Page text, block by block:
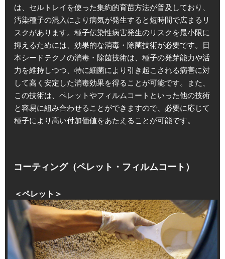
は、セルトレイを使った集約的育苗方法が普及しており、
汚染種子の混入により病気が発生すると短時間で広まるリ
スクがあります。種子伝染性病害発生のリスクを最小限に
抑えるためには、効果的な消毒・除菌技術が必要です。日
本シードテクノの消毒・除菌技術は、種子の発芽能力や活
力を維持しつつ、特に細菌により引き起こされる病害に対
して高く安定した消毒効果を得ることが可能です。また、
この技術は、ペレットやフィルムコートといった他の技術
と容易に組み合わせることができますので、必要に応じて
種子により高い付加価値をあたえることが可能です。
コーティング（ペレット・フィルムコート）
＜ペレット＞